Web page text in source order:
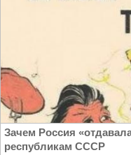
Зачем Россия
республикам СССР